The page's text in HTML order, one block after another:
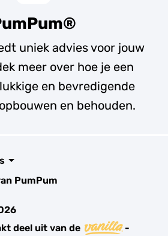
uniek advies voor jouw
meer over hoe je een
en bevredigende
en behouden.
PumPum
deel uit van de
-